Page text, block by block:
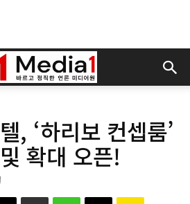
, ‘하리보 컨셉룸’
확대 오픈!